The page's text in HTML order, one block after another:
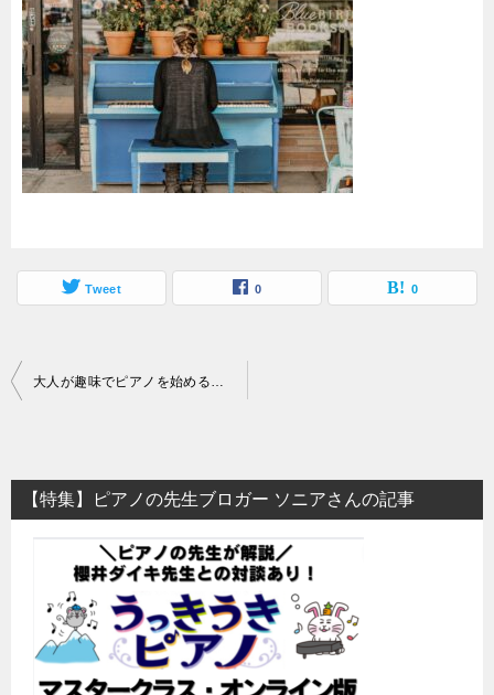
Tweet 0 0
投
ビ
ゲ
【特集】ピアノの先生ブロガー ソニアさんの記事